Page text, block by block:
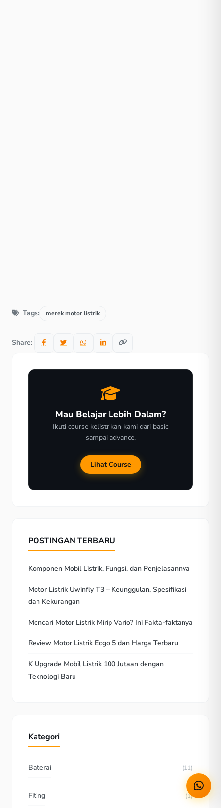
Tags: merek motor listrik
Share:
Mau Belajar Lebih Dalam?
Ikuti course kelistrikan kami dari basic
sampai advance.
Lihat Course
POSTINGAN TERBARU
Komponen Mobil Listrik, Fungsi, dan Penjelasannya
Motor Listrik Uwinfly T3 – Keunggulan, Spesifikasi
dan Kekurangan
Mencari Motor Listrik Mirip Vario? Ini Fakta-faktanya
Review Motor Listrik Ecgo 5 dan Harga Terbaru
K Upgrade Mobil Listrik 100 Jutaan dengan
Teknologi Baru
Kategori
Baterai (11)
Fiting (1)